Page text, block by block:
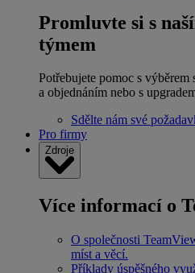
Promluvte si s
týmem
Potřebujete pomoc s výběrem
a objednáním nebo s
Sdělte nám své
Pro firmy
Zdroje
Více informací o
O společnosti
míst a věcí.
Příklady úspěšného